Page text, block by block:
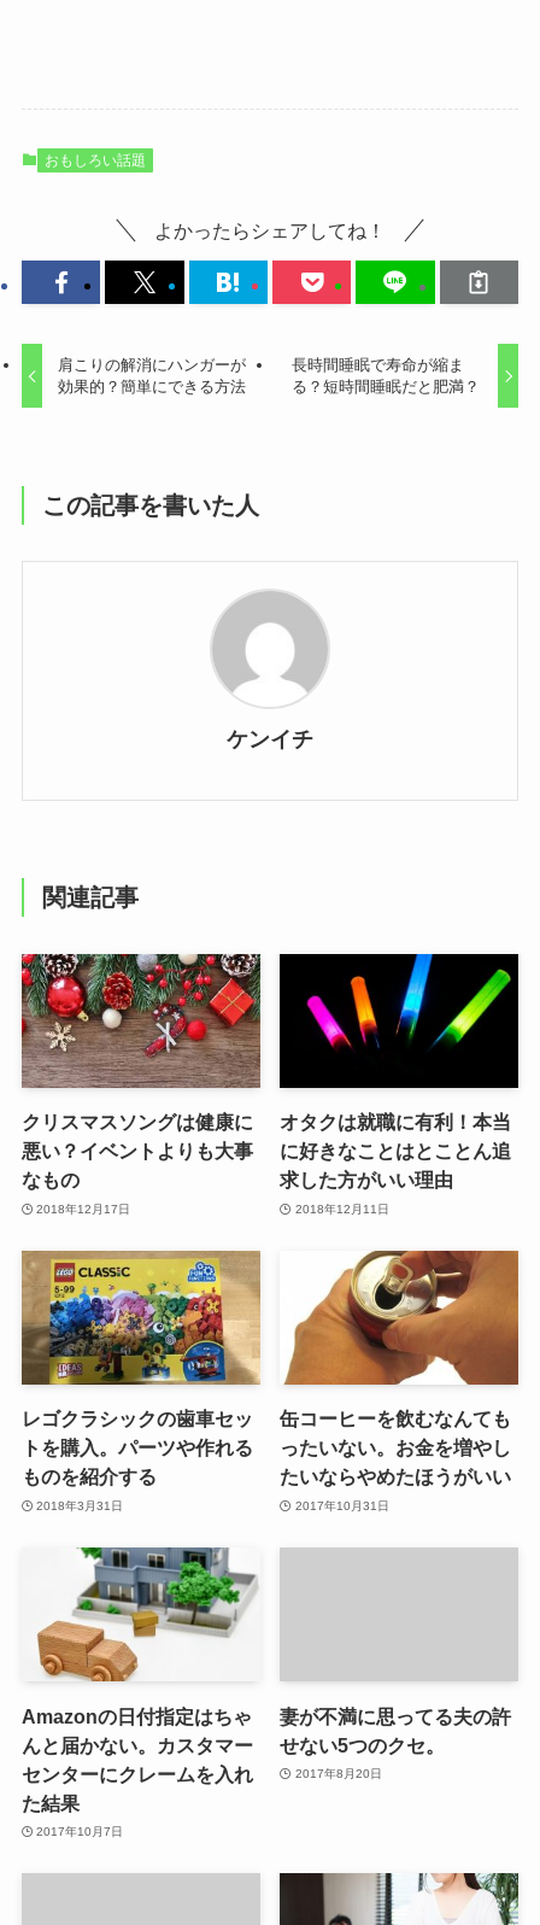
おもしろい話題
よかったらシェアしてね！
肩こりの解消にハンガーが
効果的？簡単にできる方法
長時間睡眠で寿命が縮ま
る？短時間睡眠だと肥満？
この記事を書いた人
ケンイチ
関連記事
クリスマスソングは健康に
悪い？イベントよりも大事
なもの
2018年12月17日
オタクは就職に有利！本当
に好きなことはとことん追
求した方がいい理由
2018年12月11日
レゴクラシックの歯車セッ
トを購入。パーツや作れる
ものを紹介する
2018年3月31日
缶コーヒーを飲むなんても
ったいない。お金を増やし
たいならやめたほうがいい
2017年10月31日
Amazonの日付指定はちゃ
んと届かない。カスタマー
センターにクレームを入れ
た結果
2017年10月7日
妻が不満に思ってる夫の許
せない5つのクセ。
2017年8月20日